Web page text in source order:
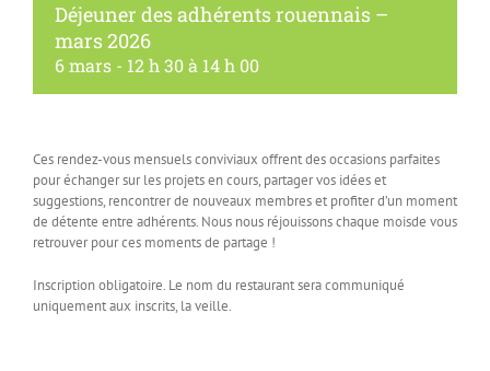
Déjeuner des adhérents rouennais –
mars 2026
6 mars - 12 h 30à 14 h 00
Ces rendez-vous mensuels conviviaux offrent des occasions parfaites
pour échanger sur les projets en cours, partager vos idées et
suggestions, rencontrer de nouveaux membres et profiter d’un moment
de détente entre adhérents. Nous nous réjouissons chaque moisde vous
retrouver pour ces moments de partage !
Inscription obligatoire. Le nom du restaurant sera communiqué
uniquement aux inscrits, la veille.